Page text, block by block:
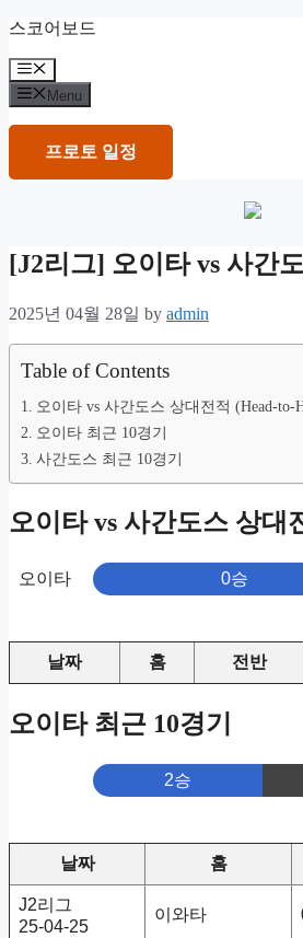
Skip
content
스코어보드
Menu
Menu
프로토 일정
[J2리그] 오이타 vs 사간
2025년 04월 28일 by admin
Table of Contents
오이타 vs 사간도스 상대전적 (Head-to-
오이타 최근 10경기
사간도스 최근 10경기
오이타 vs 사간도스 상대
오이타 0승
날짜 홈 전반
오이타 최근 10경기
2승
날짜 홈
J2리그
25-04-25
이와타